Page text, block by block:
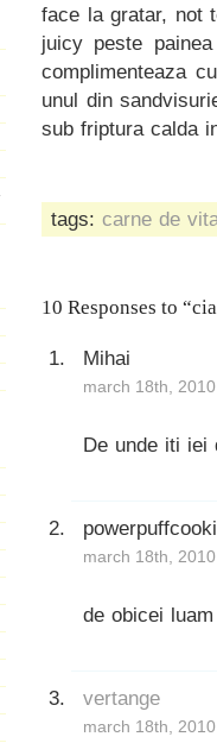
face la gratar, not
juicy peste
complimenteaza
unul din
sub friptura calda
tags: carne de
10 Responses to
Mihai
march 18th,
De unde iti iei
march 18th,
de obicei
vertange
march 18th,